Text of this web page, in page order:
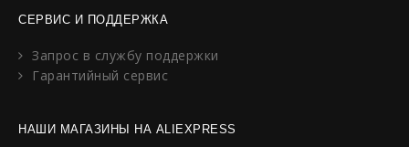
СЕРВИС И ПОДДЕРЖКА
Запрос в службу поддержки
Гарантийный сервис
НАШИ МАГАЗИНЫ НА ALIEXPRESS